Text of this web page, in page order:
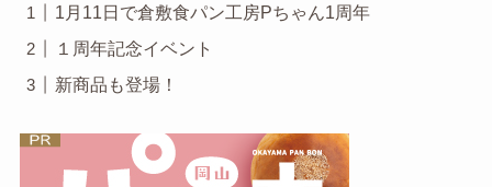
1月11日で倉敷食パン工房Pちゃん1周年
１周年記念イベント
新商品も登場！